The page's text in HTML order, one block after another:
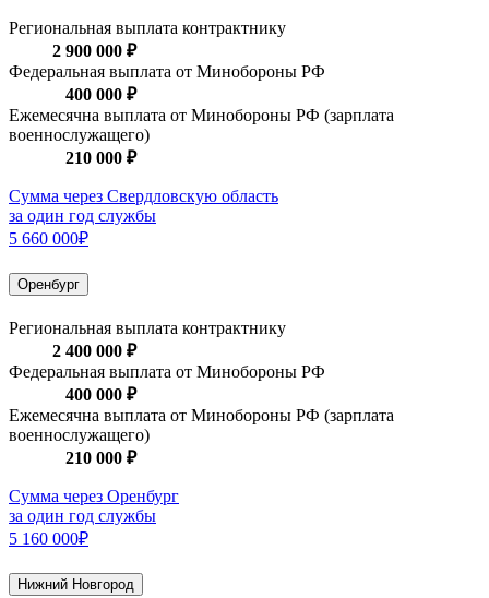
Региональная выплата контрактнику
2 900 000 ₽
Федеральная выплата от Минобороны РФ
400 000 ₽
Ежемесячна выплата от Минобороны РФ (зарплата
военнослужащего)
210 000 ₽
Сумма через Свердловскую область
за один год службы
5 660 000₽
Оренбург
Региональная выплата контрактнику
2 400 000 ₽
Федеральная выплата от Минобороны РФ
400 000 ₽
Ежемесячна выплата от Минобороны РФ (зарплата
военнослужащего)
210 000 ₽
Сумма через Оренбург
за один год службы
5 160 000₽
Нижний Новгород